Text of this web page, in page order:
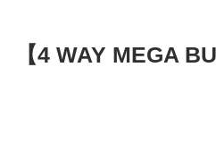
【4 WAY MEGA